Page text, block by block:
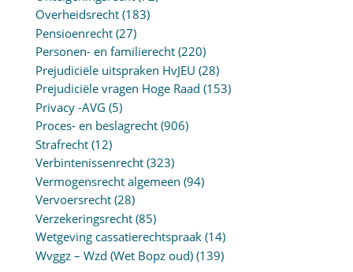
Overheidsrecht(183)
Pensioenrecht(27)
Personen- en familierecht(220)
Prejudiciële uitspraken HvJEU (28)
Prejudiciële vragen Hoge Raad (153)
Privacy -AVG (5)
Proces- en beslagrecht(906)
Strafrecht(12)
Verbintenissenrecht(323)
Vermogensrecht algemeen (94)
Vervoersrecht(28)
Verzekeringsrecht(85)
Wetgeving cassatierechtspraak(14)
Wvggz – Wzd (Wet Bopz oud)(139)